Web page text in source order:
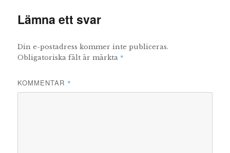
Lämna ett svar
Din e-postadress kommer inte publiceras.
Obligatoriska fält är märkta *
KOMMENTAR *